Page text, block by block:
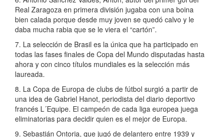
Real Zaragoza en primera división jugaba con una boina
bien calada porque desde muy joven se quedó calvo y le
daba mucha rabia que se le viera el “cartón”.
7. La selección de Brasil es la única que ha participado en
todas las fases finales de Copa del Mundo disputadas hasta
ahora y con cinco títulos mundiales es la selección más
laureada.
8. La Copa de Europa de clubs de fútbol surgió a partir de
una idea de Gabriel Hanot, periodista del diario deportivo
francés L´Equipe. El campeón de cada liga europea juega
eliminatorias para decidir quien es el mejor de Europa.
9. Sebastián Ontoria, que jugó de delantero entre 1939 y